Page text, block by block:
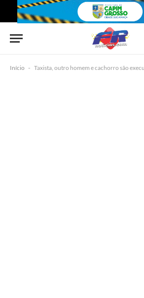
Início - Taxista, outro homem e cachorro são